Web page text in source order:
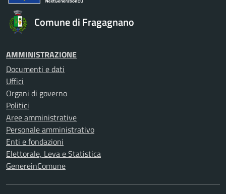
Comune di Fragagnano
AMMINISTRAZIONE
Documenti e dati
Uffici
Organi di governo
Politici
Aree amministrative
Personale amministrativo
Enti e fondazioni
Elettorale, Leva e Statistica
GenereinComune